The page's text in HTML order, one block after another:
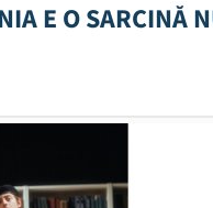
E O SARCINĂ